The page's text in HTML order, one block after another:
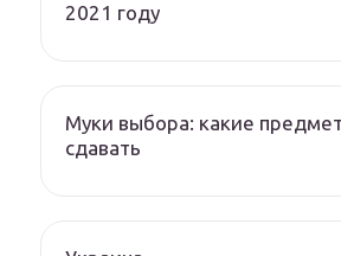
2021 году
Муки выбора: какие
сдавать